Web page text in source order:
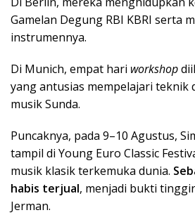
Gamelan Degung RBI KBRI serta
instrumennya.
Di Munich, empat hari workshop
yang antusias mempelajari teknik
musik Sunda.
Puncaknya, pada 9–10 Agustus,
tampil di Young Euro Classic
musik klasik terkemuka dunia.
habis terjual, menjadi bukti
Jerman.